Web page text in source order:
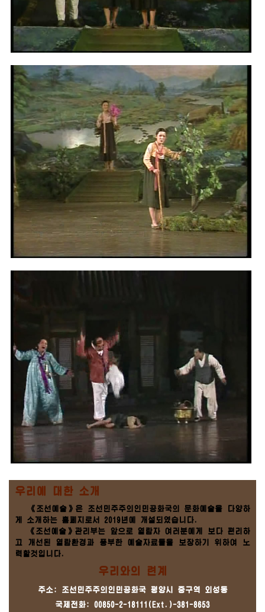
우리에 대한 소개
《조선예술》은 조선민주주의인민공화국의 문화예술을 다양하
게 소개하는 홈페지로서 2019년에 개설되였습니다.
《조선예술》관리부는 앞으로 열람자 여러분에게 보다 편리하
고 개선된 열람환경과 풍부한 예술자료들을 보장하기 위하여 노
력할것입니다.
우리와의 련계
주소: 조선민주주의인민공화국 평양시 중구역 외성동
국제전화: 00850-2-18111(Ext.)-381-8653